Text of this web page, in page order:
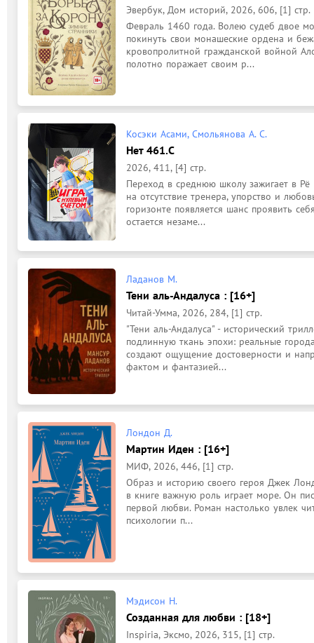
Эвербук, Дом историй, 2026, 606, [1] стр.
Февраль 1460 года. Волею судеб двое
покинуть свои монашеские ордена и
кровопролитной гражданской войной
полотно поражает своим р...
Косэки Асами, Смольянова А. С.
Нет 461.C
2026, 411, [4] стр.
Переход в среднюю школу зажигает в
на отсутствие тренера, упорство и
горизонте появляется шанс проявить
остается незаме...
Ладанов М.
Тени аль-Андалуса : [16+]
Читай-Умма, 2026, 284, [1] стр.
"Тени аль-Андалуса" - исторический
подлинную ткань эпохи: реальные
создают ощущение достоверности и
фактом и фантазией...
Лондон Д.
Мартин Иден : [16+]
МИФ, 2026, 446, [1] стр.
Образ и историю своего героя Джек
в книге важную роль играет море. Он
первой любви. Роман настолько увлек
психологии п...
Мэдисон Н.
Созданная для любви : [18+]
Inspiria, Эксмо, 2026, 315, [1] стр.